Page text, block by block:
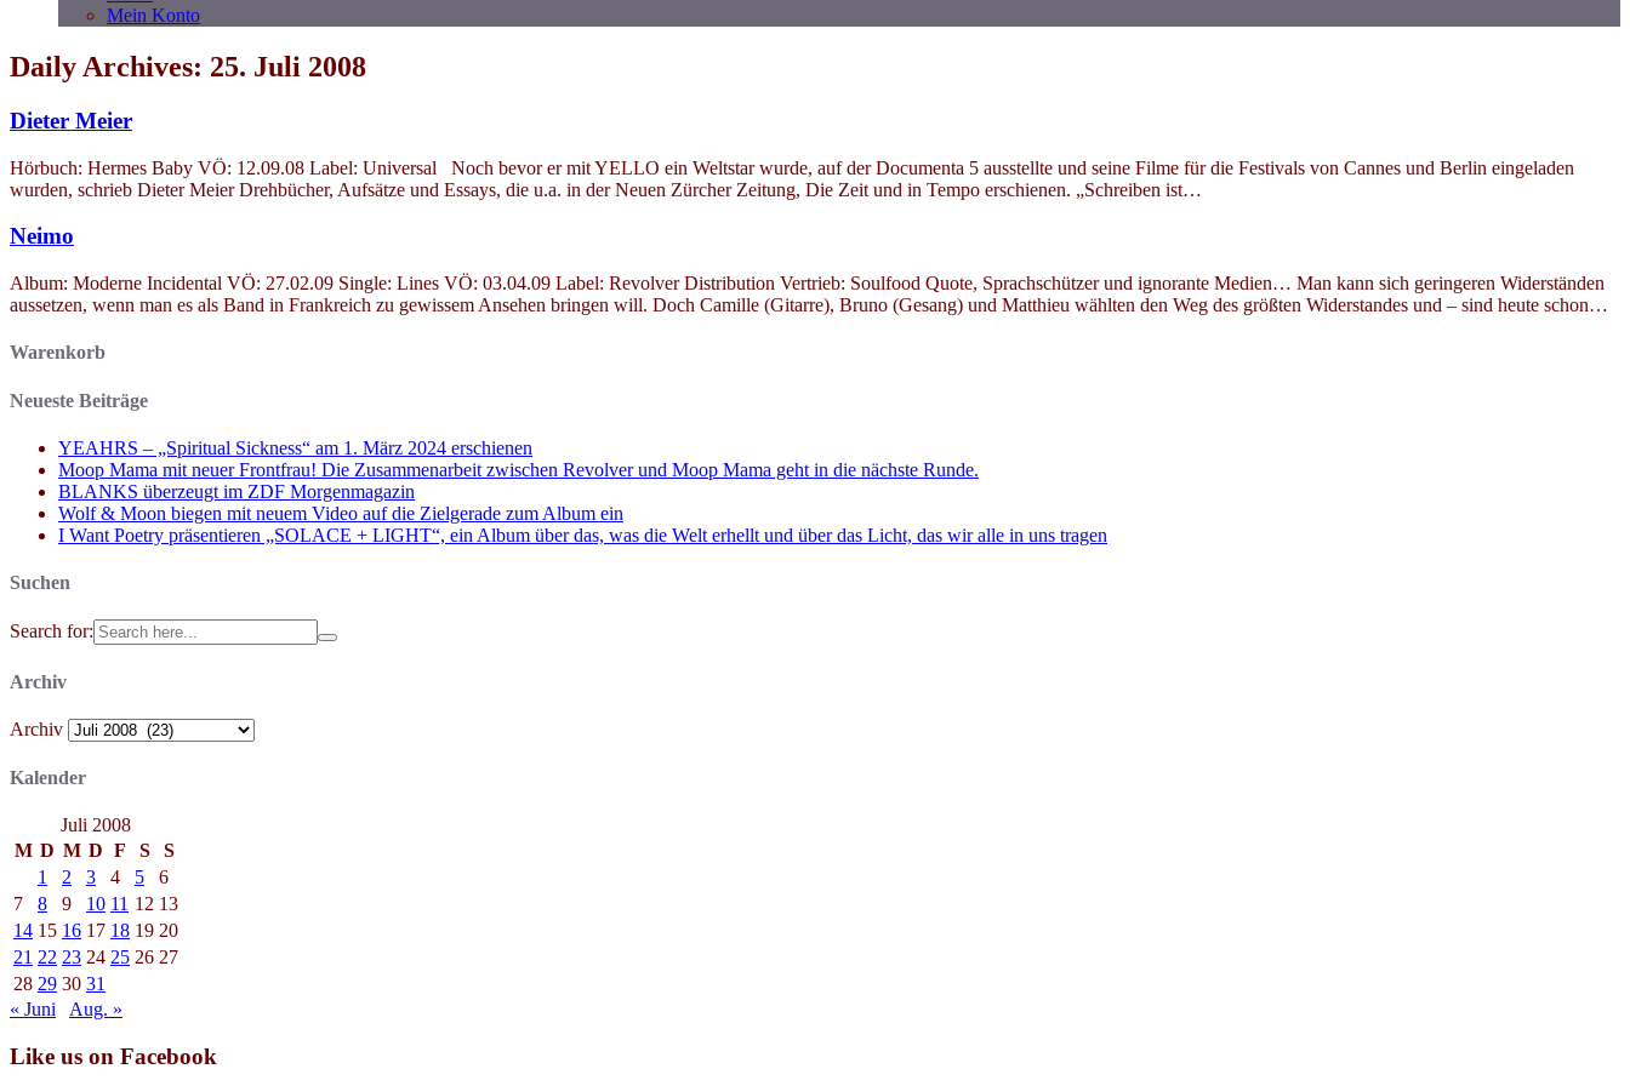
Mein Konto
Daily Archives: 25. Juli 2008
Dieter Meier
Hörbuch: Hermes Baby VÖ: 12.09.08 Label: Universal Noch bevor er mit YELLO ein Weltstar wurde, auf der Documenta 5 ausstellte und seine Filme für die Festivals von Cannes und Berlin eingeladen
wurden, schrieb Dieter Meier Drehbücher, Aufsätze und Essays, die u.a. in der Neuen Zürcher Zeitung, Die Zeit und in Tempo erschienen. „Schreiben ist…
Neimo
Album: Moderne Incidental VÖ: 27.02.09 Single: Lines VÖ: 03.04.09 Label: Revolver Distribution Vertrieb: Soulfood Quote, Sprachschützer und ignorante Medien… Man kann sich geringeren Widerständen
aussetzen, wenn man es als Band in Frankreich zu gewissem Ansehen bringen will. Doch Camille (Gitarre), Bruno (Gesang) und Matthieu wählten den Weg des größten Widerstandes und – sind heute schon…
Warenkorb
Neueste Beiträge
YEAHRS – „Spiritual Sickness“ am 1. März 2024 erschienen
Moop Mama mit neuer Frontfrau! Die Zusammenarbeit zwischen Revolver und Moop Mama geht in die nächste Runde.
BLANKS überzeugt im ZDF Morgenmagazin
Wolf & Moon biegen mit neuem Video auf die Zielgerade zum Album ein
I Want Poetry präsentieren „SOLACE + LIGHT“, ein Album über das, was die Welt erhellt und über das Licht, das wir alle in uns tragen
Suchen
Search for:
Archiv
Archiv
Kalender
Juli 2008
M D M D F S
S
1
2 3 4 5
6
7
8 9 10 11 12 13
14 15 16 17 18 19 20
21 22 23 24 25 26 27
28 29 30 31
« Juni
Aug. »
Like us on Facebook